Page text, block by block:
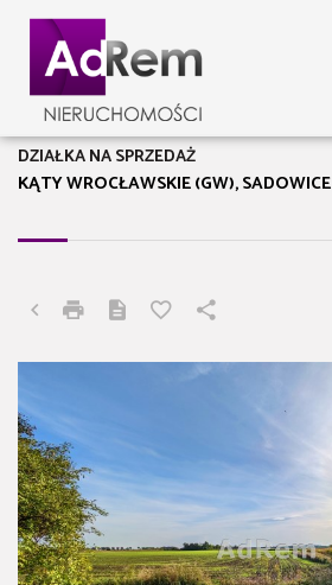
KĄTY WROCŁAWSKIE (GW), SADOWICE
DZIAŁKA NA SPRZEDAŻ